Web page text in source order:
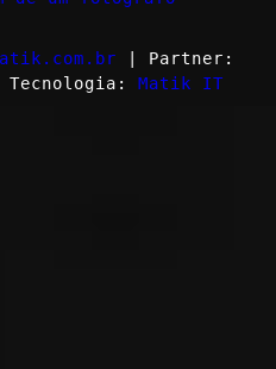
| Partner:
Matik IT